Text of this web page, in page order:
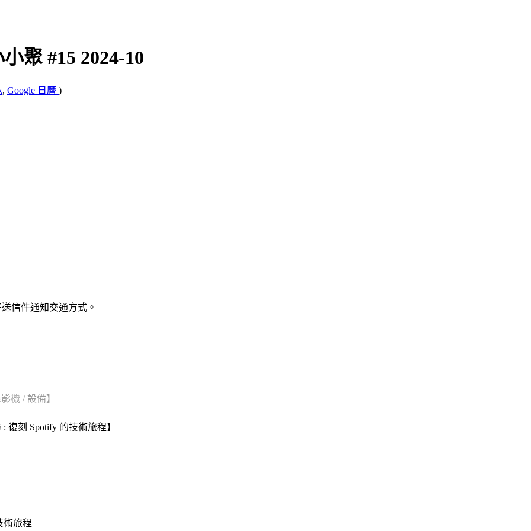
聚 #15 2024-10
, Google 日曆 )
信件通知交通方式。
機 / 設備】
: 復刻 Spotify 的技術旅程】
術旅程